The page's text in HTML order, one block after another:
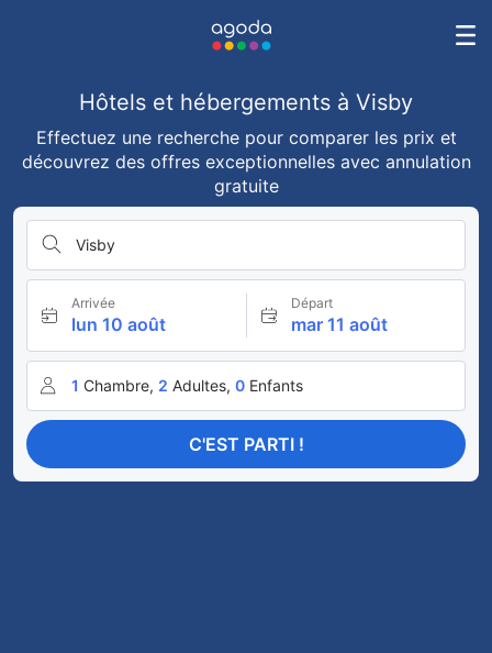
Hôtels et hébergements à Visby
Effectuez une recherche pour comparer les prix et
découvrez des offres exceptionnelles avec annulation
gratuite
Visby
Arrivée
lun 10 août
Départ
mar 11 août
1 Chambre, 2 Adultes, 0 Enfants
C'EST PARTI !